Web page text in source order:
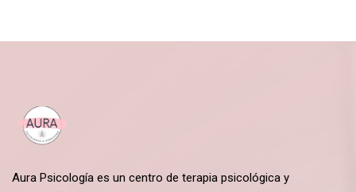
Aura Psicología es un centro de terapia psicológica y